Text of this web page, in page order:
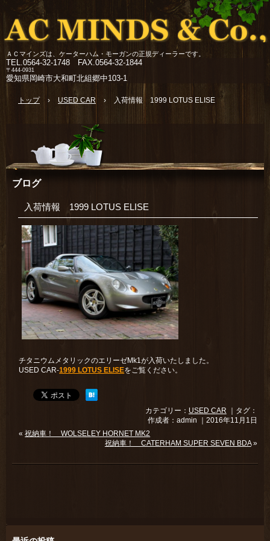
ＡＣマインズは、ケーターハム・モーガンの正規ディーラーです。
TEL.0564-32-1748 FAX.0564-32-1844
〒444-0931
愛知県岡崎市大和町北組郷中103-1
トップ › USED CAR › 入荷情報 1999 LOTUS ELISE
ブログ
入荷情報 1999 LOTUS ELISE
チタニウムメタリックのエリーゼMk1が入荷いたしました。
USED CAR-1999 LOTUS ELISEをご覧ください。
カテゴリー： USED CAR ｜タグ：
作成者：admin ｜2016年11月1日
«祝納車！ WOLSELEY HORNET MK2
祝納車！ CATERHAM SUPER SEVEN BDA»